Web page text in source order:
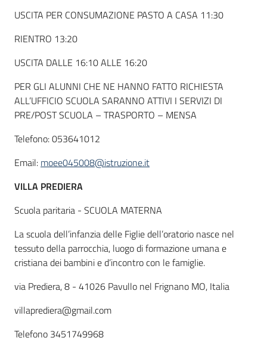
USCITA PER CONSUMAZIONE PASTO A CASA 11:30
RIENTRO 13:20
USCITA DALLE 16:10 ALLE 16:20
PER GLI ALUNNI CHE NE HANNO FATTO RICHIESTA
ALL’UFFICIO SCUOLA SARANNO ATTIVI I SERVIZI DI
PRE/POST SCUOLA – TRASPORTO – MENSA
Telefono: 053641012
Email: moee045008@istruzione.it
VILLA PREDIERA
Scuola paritaria - SCUOLA MATERNA
La scuola dell’infanzia delle Figlie dell’oratorio nasce nel
tessuto della parrocchia, luogo di formazione umana e
cristiana dei bambini e d’incontro con le famiglie.
via Prediera, 8 - 41026 Pavullo nel Frignano MO, Italia
villaprediera@gmail.com
Telefono 3451749968